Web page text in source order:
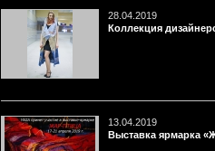
28.04.2019
Коллекция
13.04.2019
Выставка ярмарка